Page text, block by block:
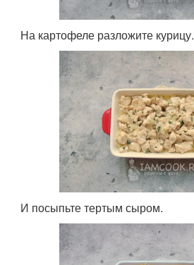
На картофеле разложите курицу.
И посыпьте тертым сыром.